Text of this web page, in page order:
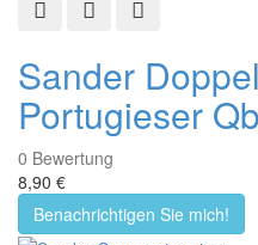
SchnellansichtZur Wunschliste
Sander
Portugieser
0 Bewertung
8,90 €
Benachrichtigen Sie mich!